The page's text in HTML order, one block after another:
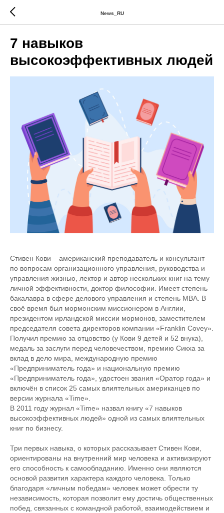
News_RU
7 навыков
высокоэффективных людей
Стивен Кови – американский преподаватель и консультант
по вопросам организационного управления, руководства и
управления жизнью, лектор и автор нескольких книг на тему
личной эффективности, доктор философии. Имеет степень
бакалавра в сфере делового управления и степень МВА. В
своё время был мормонским миссионером в Англии,
президентом ирландской миссии мормонов, заместителем
председателя совета директоров компании «Franklin Covey».
Получил премию за отцовство (у Кови 9 детей и 52 внука),
медаль за заслуги перед человечеством, премию Сикха за
вклад в дело мира, международную премию
«Предприниматель года» и национальную премию
«Предприниматель года», удостоен звания «Оратор года» и
включён в список 25 самых влиятельных американцев по
версии журнала «Time».
В 2011 году журнал «Time» назвал книгу «7 навыков
высокоэффективных людей» одной из самых влиятельных
книг по бизнесу.
Три первых навыка, о которых рассказывает Стивен Кови,
ориентированы на внутренний мир человека и активизируют
его способность к самообладанию. Именно они являются
основой развития характера каждого человека. Только
благодаря «личным победам» человек может обрести ту
независимость, которая позволит ему достичь общественных
побед, связанных с командной работой, взаимодействием и